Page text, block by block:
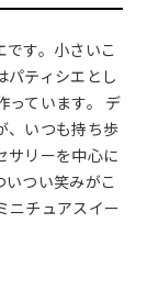
す。小さいこ
パティシエとし
っています。 デ
、いつも持ち歩
サリーを中心に
つい笑みがこ
ニチュアスイー